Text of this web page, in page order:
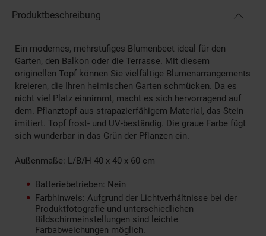
Produktbeschreibung
Ein modernes, mehrstufiges Blumenbeet ideal für den
Garten, den Balkon oder die Terrasse. Mit diesem
originellen Topf können Sie vielfältige Blumenarrangements
kreieren, die Ihren heimischen Garten schmücken. Da es
nicht viel Platz einnimmt, macht es sich hervorragend auf
dem. Pflanztopf aus strapazierfähigem Material, das Stein
imitiert. Topf frost- und UV-beständig. Die graue Farbe fügt
sich wunderbar in das Grün der Pflanzen ein.
Außenmaße: L/B/H 40 x 40 x 60 cm
Batteriebetrieben: Nein
Farbhinweis: Aufgrund der Lichtverhältnisse bei der
Produktfotografie und unterschiedlichen
Bildschirmeinstellungen sind leichte
Farbabweichungen möglich.